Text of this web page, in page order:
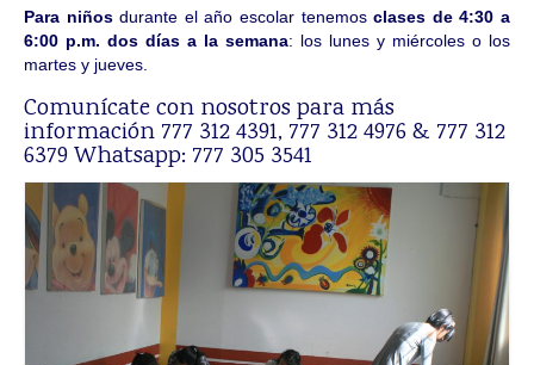
Teacher´s Diploma Course & TKT
Teach English
Especiales
Conversación
Clases Particulares
NOT FOUND
Para niñosdurante el año escolar tenemosclases de 4:30 a
6:00 p.m. dos días a la semana: los lunes y miércoles o los
martes y jueves.
Comunícate con nosotros para más
información 777 312 4391, 777 312 4976 & 777 312
6379 Whatsapp: 777 305 3541